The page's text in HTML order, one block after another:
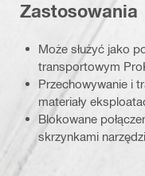
Zastosowania
Może służyć jako
transportowym
Przechowywanie i
materiały
Blokowane
skrzynkami